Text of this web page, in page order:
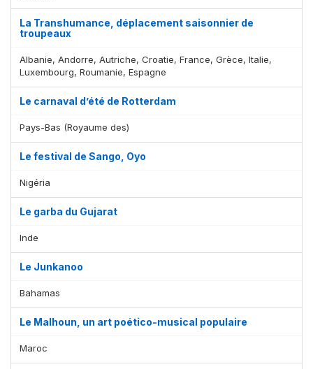
La Transhumance, déplacement saisonnier de
troupeaux
Albanie, Andorre, Autriche, Croatie, France, Grèce, Italie,
Luxembourg, Roumanie, Espagne
Le carnaval d’été de Rotterdam
Pays-Bas (Royaume des)
Le festival de Sango, Oyo
Nigéria
Le garba du Gujarat
Inde
Le Junkanoo
Bahamas
Le Malhoun, un art poético-musical populaire
Maroc